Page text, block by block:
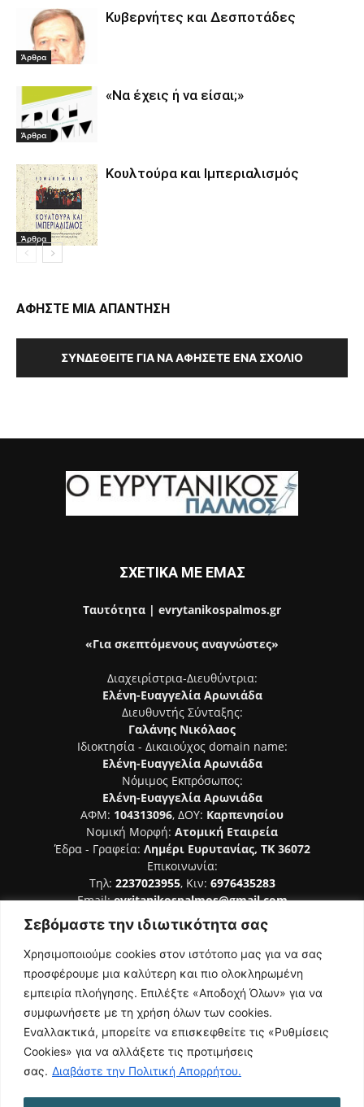
Σεβόμαστε την ιδιωτικότητα σας
Χρησιμοποιούμε cookies στον ιστότοπο μας για να σας
προσφέρουμε μια καλύτερη και πιο ολοκληρωμένη
εμπειρία πλοήγησης. Επιλέξτε «Αποδοχή Όλων» για να
συμφωνήσετε με τη χρήση όλων των cookies.
Εναλλακτικά, μπορείτε να επισκεφθείτε τις «Ρυθμίσεις
Cookies» για να αλλάξετε τις προτιμήσεις
σας. Διαβάστε την Πολιτική Απορρήτου.
Άρθρα
Κυβερνήτες και Δεσποτάδες
Άρθρα
«Να έχεις ή να είσαι;»
Άρθρα
Κουλτούρα και Ιμπεριαλισμός
ΑΦΗΣΤΕ ΜΙΑ ΑΠΑΝΤΗΣΗ
ΣΥΝΔΕΘΕΊΤΕ ΓΙΑ ΝΑ ΑΦΉΣΕΤΕ ΈΝΑ ΣΧΌΛΙΟ
ΣΧΕΤΙΚΑ ΜΕ ΕΜΑΣ
Ταυτότητα | evrytanikospalmos.gr
«Για σκεπτόμενους αναγνώστες»
Διαχειρίστρια-Διευθύντρια:
Ελένη-Ευαγγελία Αρωνιάδα
Διευθυντής Σύνταξης:
Γαλάνης Νικόλαος
Ιδιοκτησία - Δικαιούχος domain name:
Ελένη-Ευαγγελία Αρωνιάδα
Νόμιμος Εκπρόσωπος:
Ελένη-Ευαγγελία Αρωνιάδα
ΑΦΜ: 104313096, ΔΟΥ: Καρπενησίου
Νομική Μορφή: Ατομική Εταιρεία
Έδρα - Γραφεία: Λημέρι Ευρυτανίας, ΤΚ 36072
Επικοινωνία:
Τηλ: 2237023955, Κιν: 6976435283
Email:evritanikospalmos@gmail.com
ΑΚΟΛΟΥΘΗΣΕ ΜΑΣ